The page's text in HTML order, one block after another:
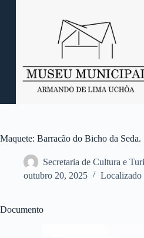
o
n
Maquete: Barracão do Bicho da Seda.
Secretaria de Cultura e
outubro 20, 2025
Localizado
Documento